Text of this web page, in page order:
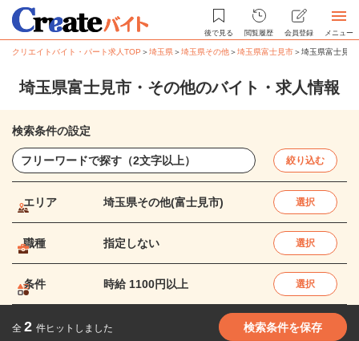
後で見る 閲覧履歴 会員登録 メニュー
クリエイトバイト・パート求人TOP ＞埼玉県＞埼玉県その他＞埼玉県富士見市＞埼玉県富士見
埼玉県富士見市・その他のバイト・求人情報
検索条件の設定
絞り込む
エリア 埼玉県その他(富士見市) 選択
職種 指定しない 選択
条件 時給 1100円以上 選択
全 2 件ヒットしました 検索条件を保存